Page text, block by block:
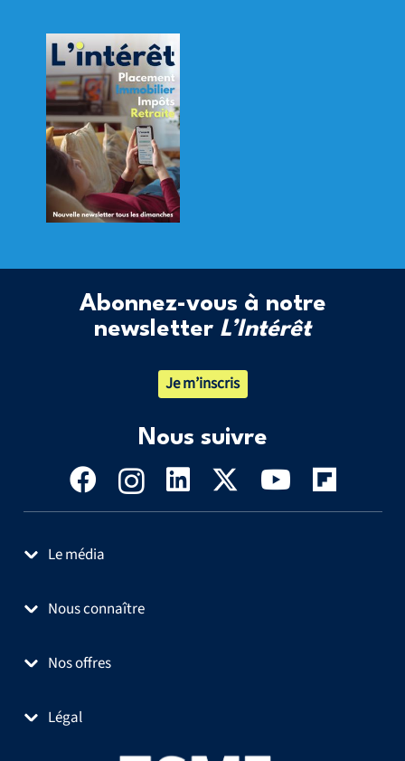
Abonnez-vous à notre
newsletter L’Intérêt
Je m’inscris
Nous suivre
Le média
Nous connaître
Nos offres
Légal